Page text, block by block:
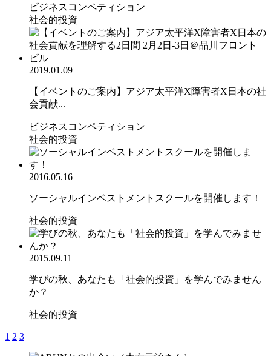
ビジネスコンペティション
社会的投資
2019.01.09
【イベントのご案内】アジア太平洋X障害者X日本の社
会貢献...
ビジネスコンペティション
社会的投資
2016.05.16
ソーシャルインベストメントスクールを開催します！
社会的投資
2015.09.11
学びの秋、あなたも「社会的投資」を学んでみません
か？
社会的投資
1 2 3